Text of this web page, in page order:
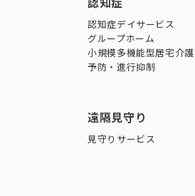
認知症
認知症デイサービス
グループホーム
小規模多機能型居宅介護
予防・進行抑制
遠隔見守り
見守りサービス